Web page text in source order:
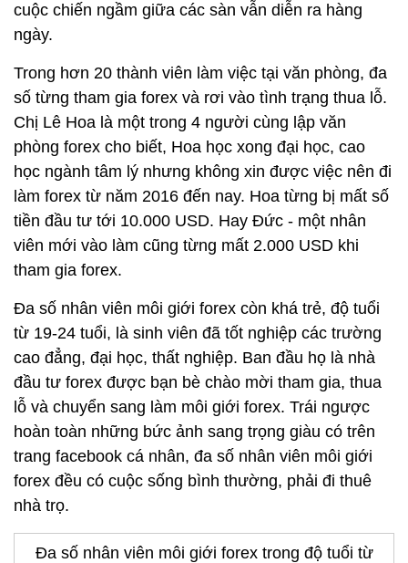
cuộc chiến ngầm giữa các sàn vẫn diễn ra hàng
ngày.
Trong hơn 20 thành viên làm việc tại văn phòng, đa
số từng tham gia forex và rơi vào tình trạng thua lỗ.
Chị Lê Hoa là một trong 4 người cùng lập văn
phòng forex cho biết, Hoa học xong đại học, cao
học ngành tâm lý nhưng không xin được việc nên đi
làm forex từ năm 2016 đến nay. Hoa từng bị mất số
tiền đầu tư tới 10.000 USD. Hay Đức - một nhân
viên mới vào làm cũng từng mất 2.000 USD khi
tham gia forex.
Đa số nhân viên môi giới forex còn khá trẻ, độ tuổi
từ 19-24 tuổi, là sinh viên đã tốt nghiệp các trường
cao đẳng, đại học, thất nghiệp. Ban đầu họ là nhà
đầu tư forex được bạn bè chào mời tham gia, thua
lỗ và chuyển sang làm môi giới forex. Trái ngược
hoàn toàn những bức ảnh sang trọng giàu có trên
trang facebook cá nhân, đa số nhân viên môi giới
forex đều có cuộc sống bình thường, phải đi thuê
nhà trọ.
Đa số nhân viên môi giới forex trong độ tuổi từ